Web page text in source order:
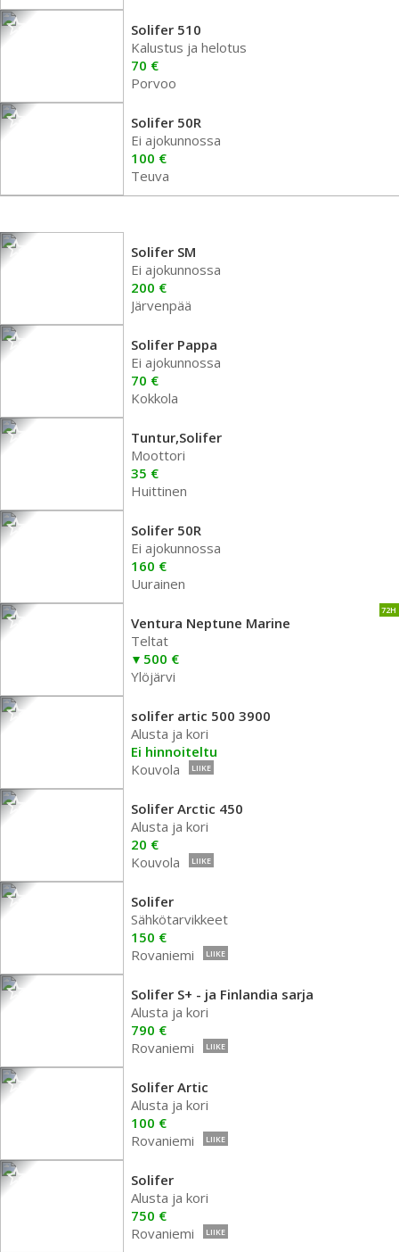
Solifer 510
Kalustus ja helotus
70 €
Porvoo
Solifer 50R
Ei ajokunnossa
100 €
Teuva
Solifer SM
Ei ajokunnossa
200 €
Järvenpää
Solifer Pappa
Ei ajokunnossa
70 €
Kokkola
Tuntur,Solifer
Moottori
35 €
Huittinen
Solifer 50R
Ei ajokunnossa
160 €
Uurainen
72H
Ventura Neptune Marine
Teltat
500 €
Ylöjärvi
solifer artic 500 3900
Alusta ja kori
Ei hinnoiteltu
Kouvola
LIIKE
Solifer Arctic 450
Alusta ja kori
20 €
Kouvola
LIIKE
Solifer
Sähkötarvikkeet
150 €
Rovaniemi
LIIKE
Solifer S+ - ja Finlandia sarja
Alusta ja kori
790 €
Rovaniemi
LIIKE
Solifer Artic
Alusta ja kori
100 €
Rovaniemi
LIIKE
Solifer
Alusta ja kori
750 €
Rovaniemi
LIIKE